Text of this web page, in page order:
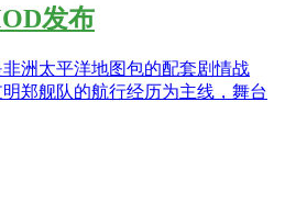
发布
洲太平洋地图包的配套剧情战
郑舰队的航行经历为主线，舞台